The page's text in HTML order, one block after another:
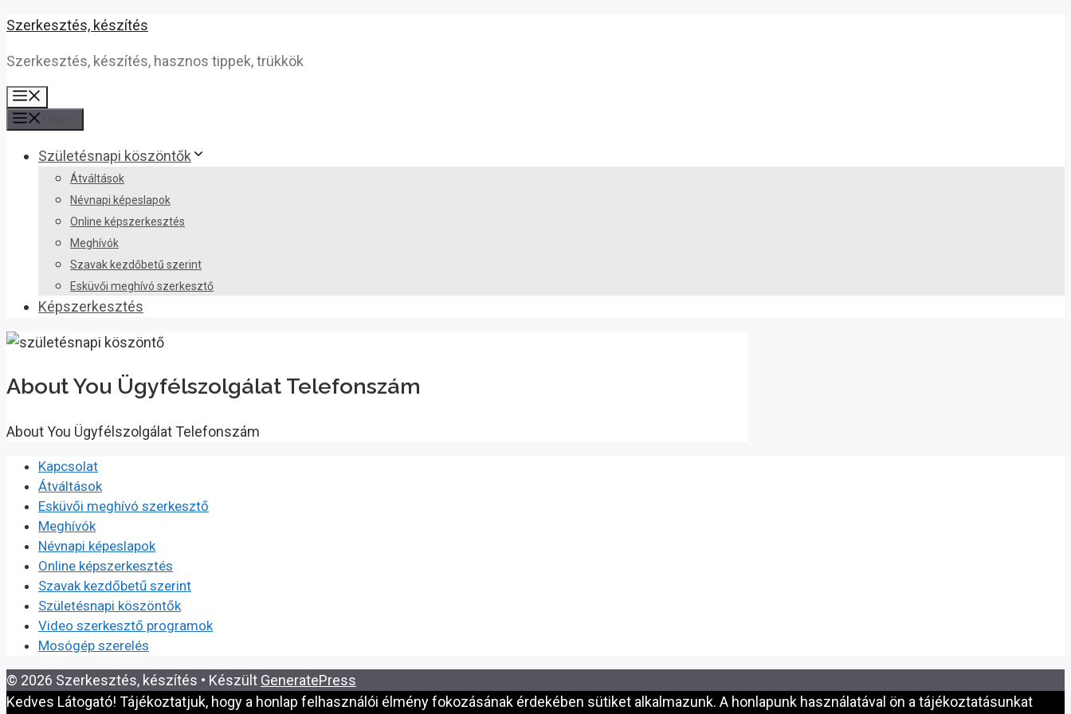
Kilépés
tartalomba
Szerkesztés, készítés
Szerkesztés, készítés, hasznos tippek, trükkök
Születésnapi köszöntők
Átváltások
Névnapi képeslapok
Online képszerkesztés
Meghívók
Szavak kezdőbetű szerint
Esküvői meghívó szerkesztő
Képszerkesztés
About You Ügyfélszolgálat Telefonszám
About You Ügyfélszolgálat Telefonszám
Kapcsolat
Átváltások
Esküvői meghívó szerkesztő
Meghívók
Névnapi képeslapok
Online képszerkesztés
Szavak kezdőbetű szerint
Születésnapi köszöntők
Video szerkesztő programok
Mosógép szerelés
© 2026 Szerkesztés, készítés • Készült GeneratePress
Kedves Látogató! Tájékoztatjuk, hogy a honlap felhasználói élmény fokozásának érdekében sütiket alkalmazunk. A honlapunk használatával ön a tájékoztatásunkat